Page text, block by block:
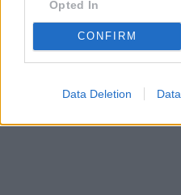
Opted In
CONFIRM
Data Deletion